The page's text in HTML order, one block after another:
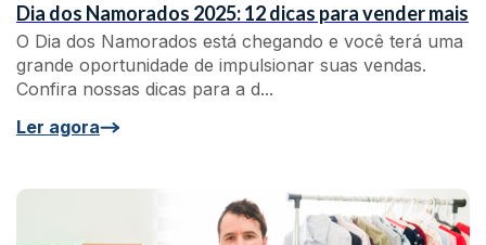
Dia dos Namorados 2025: 12 dicas para vender mais
O Dia dos Namorados está chegando e você terá uma
grande oportunidade de impulsionar suas vendas.
Confira nossas dicas para a d...
Ler agora